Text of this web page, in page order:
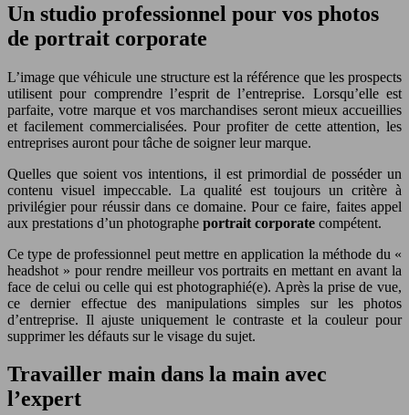
Un studio professionnel pour vos photos
de portrait corporate
L’image que véhicule une structure est la référence que les prospects
utilisent pour comprendre l’esprit de l’entreprise. Lorsqu’elle est
parfaite, votre marque et vos marchandises seront mieux accueillies
et facilement commercialisées. Pour profiter de cette attention, les
entreprises auront pour tâche de soigner leur marque.
Quelles que soient vos intentions, il est primordial de posséder un
contenu visuel impeccable. La qualité est toujours un critère à
privilégier pour réussir dans ce domaine. Pour ce faire, faites appel
aux prestations d’un photographe portrait corporate compétent.
Ce type de professionnel peut mettre en application la méthode du «
headshot » pour rendre meilleur vos portraits en mettant en avant la
face de celui ou celle qui est photographié(e). Après la prise de vue,
ce dernier effectue des manipulations simples sur les photos
d’entreprise. Il ajuste uniquement le contraste et la couleur pour
supprimer les défauts sur le visage du sujet.
Travailler main dans la main avec
l’expert